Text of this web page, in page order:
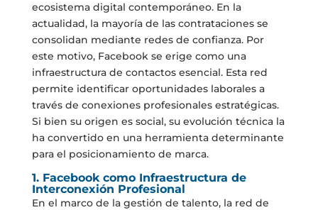
ecosistema digital contemporáneo. En la
actualidad, la mayoría de las contrataciones se
consolidan mediante redes de confianza. Por
este motivo, Facebook se erige como una
infraestructura de contactos esencial. Esta red
permite identificar oportunidades laborales a
través de conexiones profesionales estratégicas.
Si bien su origen es social, su evolución técnica la
ha convertido en una herramienta determinante
para el posicionamiento de marca.
1. Facebook como Infraestructura de
Interconexión Profesional
En el marco de la gestión de talento, la red de